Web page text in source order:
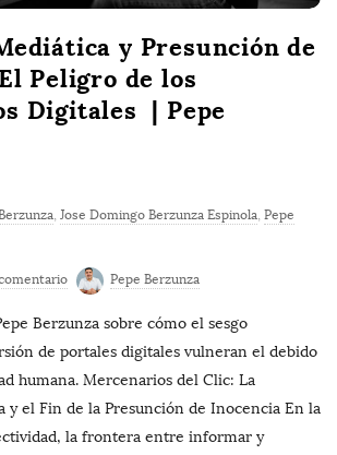
y Presunción de
Peligro de los
Digitales | Pepe
, Jose Domingo Berzunza Espinola, Pepe
Pepe Berzunza
Berzunza sobre cómo el sesgo
de portales digitales vulneran el debido
humana. Mercenarios del Clic: La
y el Fin de la Presunción de Inocencia En la
la frontera entre informar y